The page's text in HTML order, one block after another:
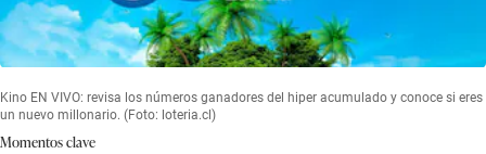
Kino EN VIVO: revisa los números ganadores del hiper acumulado y conoce si eres
un nuevo millonario. (Foto: loteria.cl)
Momentos clave